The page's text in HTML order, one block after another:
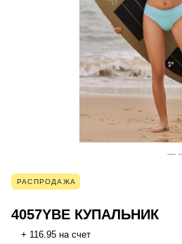
РАСПРОДАЖА
4057YBE КУПАЛЬНИК
+ 116.95 на счет